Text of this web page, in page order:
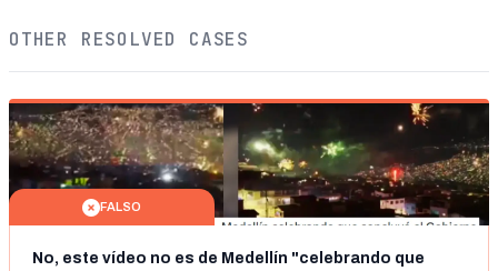
OTHER RESOLVED CASES
FALSO
No, este vídeo no es de Medellín "celebrando que